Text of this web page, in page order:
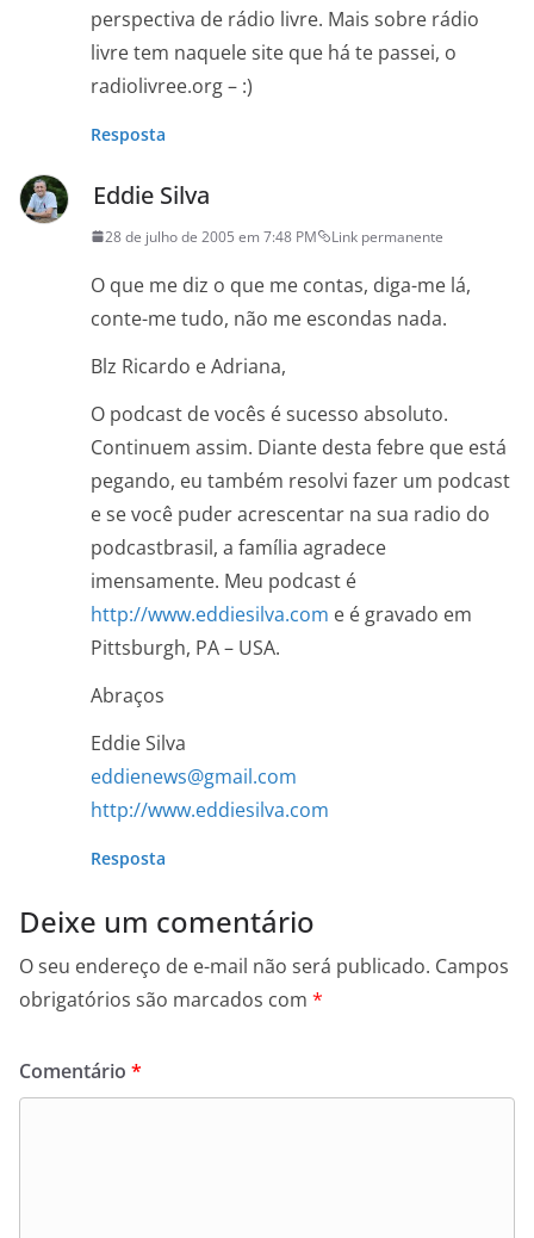
perspectiva de rádio livre. Mais sobre rádio
livre tem naquele site que há te passei, o
radiolivree.org – :)
Resposta
Eddie Silva
28 de julho de 2005 em 7:48 PM Link permanente
O que me diz o que me contas, diga-me lá,
conte-me tudo, não me escondas nada.
Blz Ricardo e Adriana,
O podcast de vocês é sucesso absoluto.
Continuem assim. Diante desta febre que está
pegando, eu também resolvi fazer um podcast
e se você puder acrescentar na sua radio do
podcastbrasil, a família agradece
imensamente. Meu podcast é
http://www.eddiesilva.com e é gravado em
Pittsburgh, PA – USA.
Abraços
Eddie Silva
eddienews@gmail.com
http://www.eddiesilva.com
Resposta
Deixe um comentário
O seu endereço de e-mail não será publicado. Campos
obrigatórios são marcados com *
Comentário *